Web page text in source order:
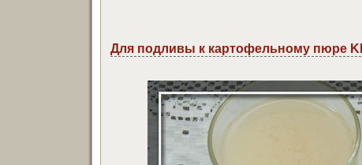
Для подливы к картофельному пюре